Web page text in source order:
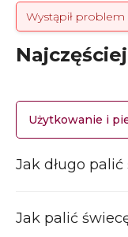
Wystąpił
Użytkowanie i
Jak długo
Jak palić